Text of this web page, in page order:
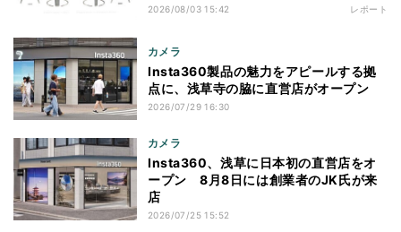
2026/08/03 15:42 レポート
カメラ
Insta360製品の魅力をアピールする拠
点に、浅草寺の脇に直営店がオープン
2026/07/29 16:30
カメラ
Insta360、浅草に日本初の直営店をオ
ープン 8月8日には創業者のJK氏が来
店
2026/07/25 15:52